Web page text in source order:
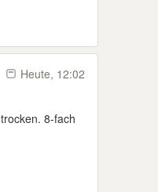
Heute, 12:02
8-fach